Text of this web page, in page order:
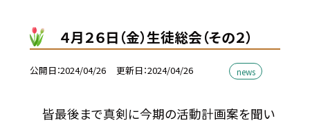
４月２６日（金）生徒総会（その２）
公開日 2024/04/26 更新日 2024/04/26 news
皆最後まで真剣に今期の活動計画案を聞い